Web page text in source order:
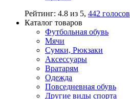
Рейтинг: 4.8 из 5, 442 голосов
Каталог товаров
Футбольная обувь
Мячи
Сумки, Рюкзаки
Аксессуары
Вратарям
Одежда
Повседневная обувь
Другие виды спорта